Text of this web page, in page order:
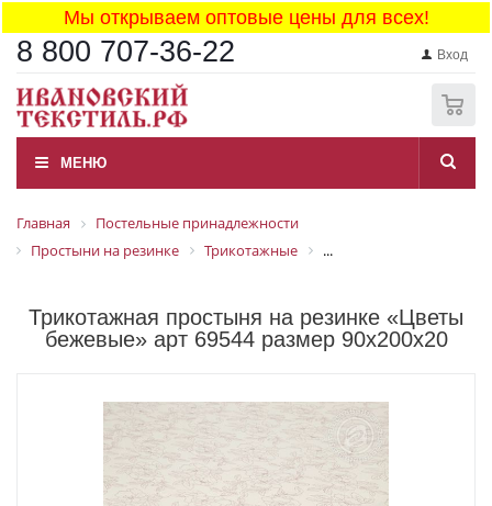
Мы открываем оптовые цены для всех!
8 800 707-36-22 Вход
МЕНЮ
Главная
Постельные принадлежности
Простыни на резинке
Трикотажные ...
Трикотажная простыня на резинке «Цветы
бежевые» арт 69544 размер 90x200x20